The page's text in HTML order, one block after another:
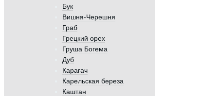
Бук
Вишня-Черешня
Граб
Грецкий орех
Груша Богема
Дуб
Карагач
Карельская береза
Каштан